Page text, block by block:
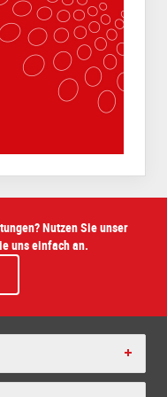
Nutzen Sie unser
uns einfach an.